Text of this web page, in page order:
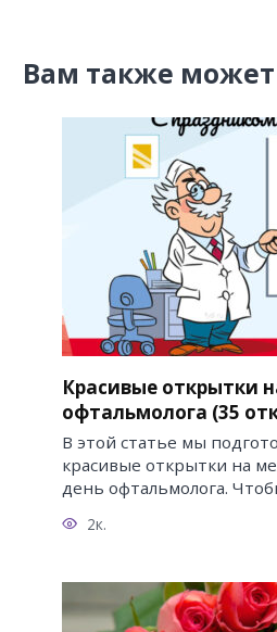
Вам также может
Красивые открытки
офтальмолога (35
В этой статье мы
красивые открытки на
день офтальмолога.
2к.